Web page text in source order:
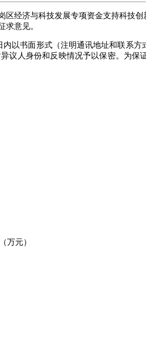
经济与科技发展专项资金支持科技
求意见。
书面形式（注明通讯地址和联系方
议人身份和反映情况予以保密。为
万元）